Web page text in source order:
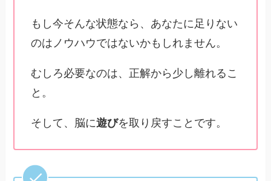
もし今そんな状態なら、あなたに足りない
のはノウハウではないかもしれません。
むしろ必要なのは、正解から少し離れるこ
と。
そして、脳に遊びを取り戻すことです。